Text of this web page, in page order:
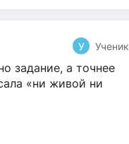
У Ученик
задание, а точнее
«ни живой ни